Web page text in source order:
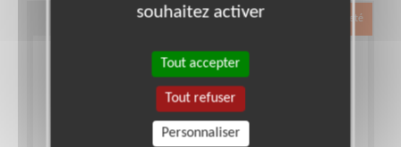
Exclusion & Pauvreté
souhaitez activer
Tout accepter
Tout refuser
Personnaliser